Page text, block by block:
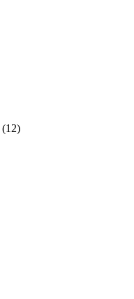
(12)